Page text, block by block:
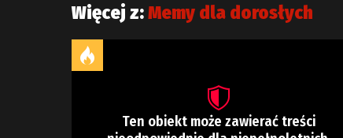
Więcej z:Memy dla dorosłych
Ten obiekt może zawierać treści